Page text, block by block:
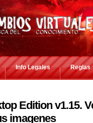
Info Legales Reglas
Edition v1.15.
imagenes